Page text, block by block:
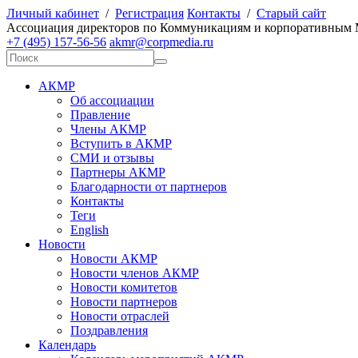
Личный кабинет / Регистрация Контакты / Старый сайт
Ассоциация директоров по Коммуникациям и корпоративным
+7 (495) 157-56-56 akmr@corpmedia.ru
АКМР
Об ассоциации
Правление
Члены АКМР
Вступить в АКМР
СМИ и отзывы
Партнеры АКМР
Благодарности от партнеров
Контакты
Теги
English
Новости
Новости АКМР
Новости членов АКМР
Новости комитетов
Новости партнеров
Новости отраслей
Поздравления
Календарь